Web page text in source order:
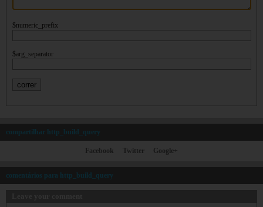
$numeric_prefix
$arg_separator
compartilhar http_build_query
Facebook Twitter Google+
comentários para http_build_query